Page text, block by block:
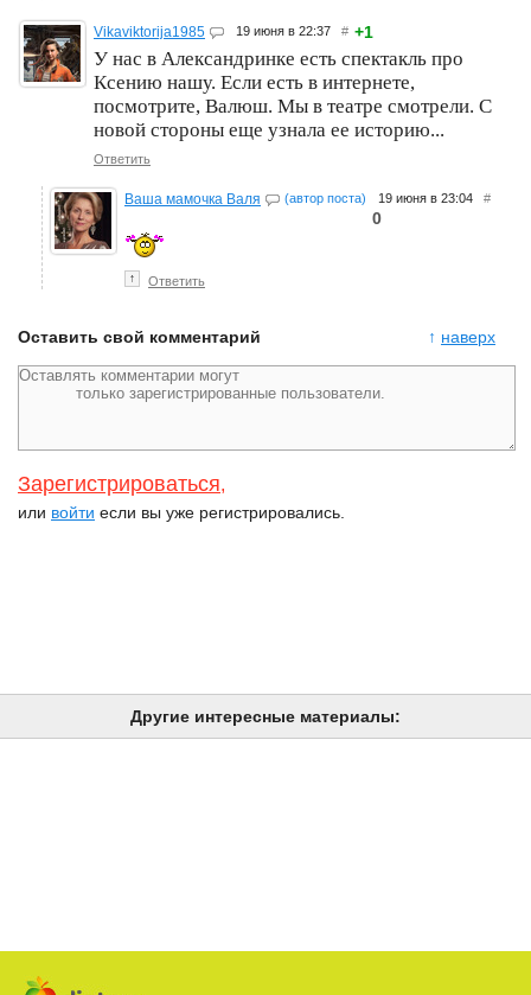
Vikaviktorija1985 19 июня в 22:37 # +1
У нас в Александринке есть спектакль про
Ксению нашу. Если есть в интернете,
посмотрите, Валюш. Мы в театре смотрели. С
новой стороны еще узнала ее историю...
Ответить
Ваша мамочка Валя (автор поста) 19 июня в 23:04 #
0
↑ Ответить
↑ наверх
Оставить свой комментарий
Зарегистрироваться,
или войти если вы уже регистрировались.
Другие интересные материалы: